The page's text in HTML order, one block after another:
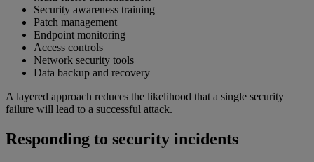
Security awareness training
Patch management
Endpoint monitoring
Access controls
Network security tools
Data backup and recovery
A layered approach reduces the likelihood that a single security
failure will lead to a successful attack.
Responding to security incidents